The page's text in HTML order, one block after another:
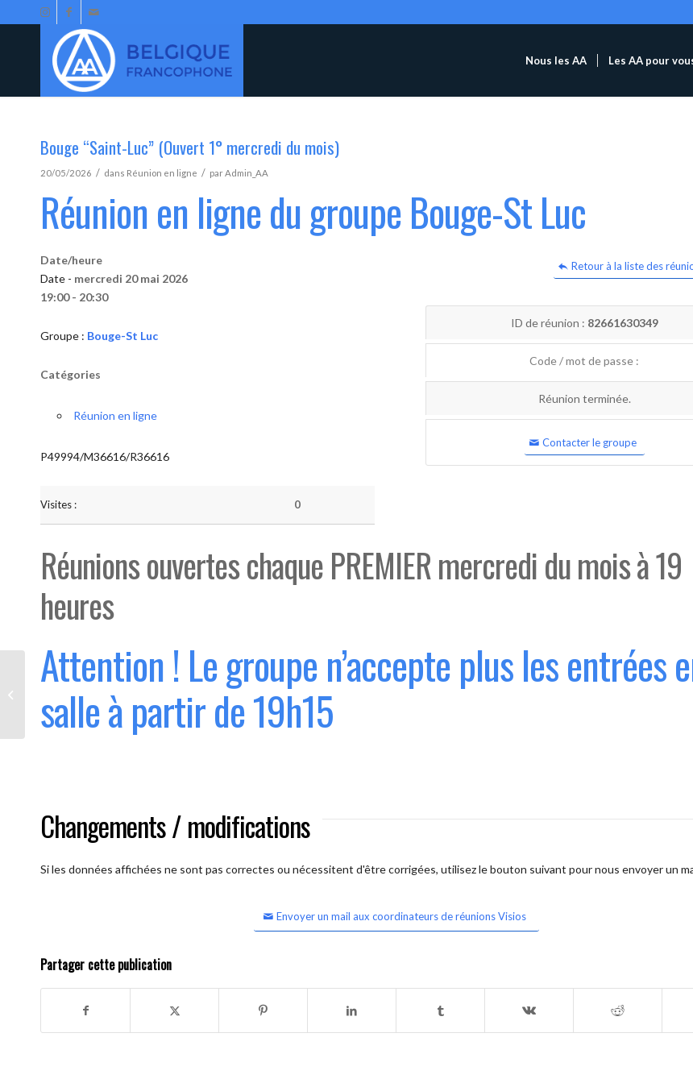
Nous les AA Les AA pour
Bouge “Saint-Luc” (Ouvert 1° mercredi du mois)
20/05/2026 / dans Réunion en ligne / parAdmin_AA
Réunion en ligne du groupe Bouge-St Luc
Retour à la liste des
Date/heure
Date - mercredi 20 mai 2026
19:00 - 20:30
Groupe : Bouge-St Luc
Catégories
Réunion en ligne
P49994/M36616/R36616
Visites : 0
ID de réunion : 82661630349
Code / mot de passe :
Réunion terminée.
Contacter le groupe
Réunions ouvertes chaque PREMIER mercredi du mois à 19
heures
Attention ! Le groupe n’accepte plus les entrées
salle à partir de 19h15
Changements / modifications
Si les données affichées ne sont pas correctes ou nécessitent d'être corrigées, utilisez le bouton suivant pour nous envoyer un
Envoyer un mail aux coordinateurs de réunions Visios
Partager cette publication
Bouge “Saint-Luc” (Ouvert 1°
mercredi du mois)